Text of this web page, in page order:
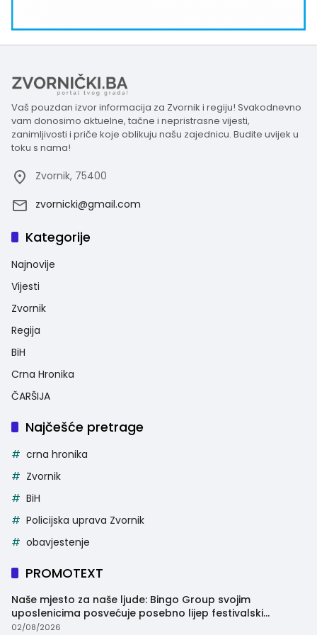
Vaš pouzdan izvor informacija za Zvornik i regiju! Svakodnevno
vam donosimo aktuelne, tačne i nepristrasne vijesti,
zanimljivosti i priče koje oblikuju našu zajednicu. Budite uvijek u
toku s nama!
Zvornik, 75400
zvornicki@gmail.com
Kategorije
Najnovije
Vijesti
Zvornik
Regija
BiH
Crna Hronika
ČARŠIJA
Najčešće pretrage
crna hronika
Zvornik
BiH
Policijska uprava Zvornik
obavjestenje
PROMOTEXT
Naše mjesto za naše ljude: Bingo Group svojim
uposlenicima posvećuje posebno lijep festivalski
trenutak
02/08/2026